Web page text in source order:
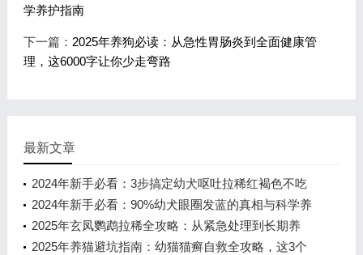
学养护指南
下一篇： 2025年养狗必读：从急性胃肠炎到全面健康管
理，这6000字让你少走弯路
最新文章
2024年新手必看：3步搞定幼犬呕吐拉稀红褐色不吃
东西的紧急处理指南
2024年新手必看：90%幼犬眼圈发蓝的真相与科学养
护指南
2025年玄凤鹦鹉拉稀全攻略：从紧急处理到长期养
护，守护爱鸟健康
2025年养猫避坑指南：幼猫猫癣自救全攻略，这3个